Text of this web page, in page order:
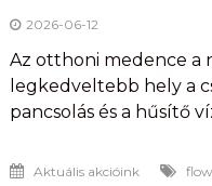
2026-06-12
Az otthoni medence a
legkedveltebb hely a
pancsolás és a hűsítő
Aktuális akcióink